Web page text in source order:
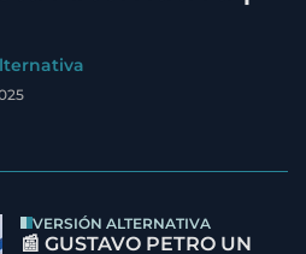
VERSIÓN ALTERNATIVA
📰 GUSTAVO PETRO UN